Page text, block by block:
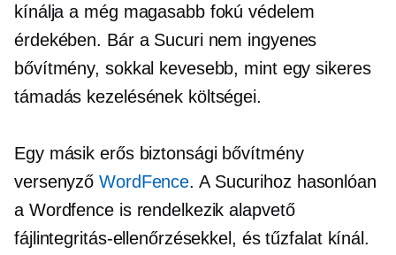
kínálja a még magasabb fokú védelem
érdekében. Bár a Sucuri nem ingyenes
bővítmény, sokkal kevesebb, mint egy sikeres
támadás kezelésének költségei.
Egy másik erős biztonsági bővítmény
versenyzőWordFence. A Sucurihoz hasonlóan
a Wordfence is rendelkezik alapvető
fájlintegritás-ellenőrzésekkel, és tűzfalat kínál.